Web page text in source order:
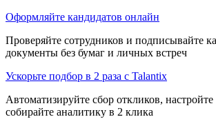
Оформляйте кандидатов онлайн
Проверяйте сотрудников и подписывайте
документы без бумаг и личных встреч
Ускорьте подбор в 2 раза с Talantix
Автоматизируйте сбор откликов, настройте
собирайте аналитику в 2 клика